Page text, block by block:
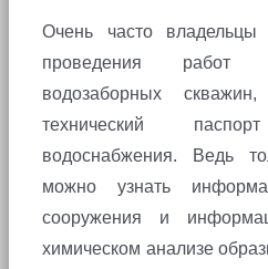
Очень часто владельцы
проведения работ
водозаборных
технический
водоснабжения. Ведь
можно узнать
сооружения и
химическом анализе